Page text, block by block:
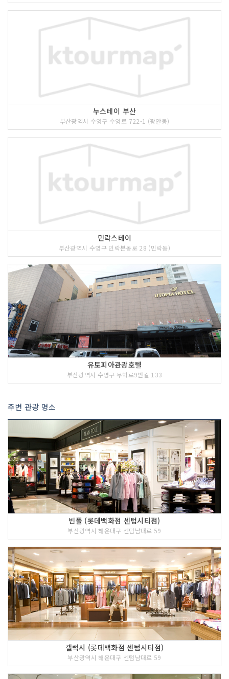
누스테이 부산
부산광역시 수영구 수영로 722-1 (광안동)
민락스테이
부산광역시 수영구 민락본동로 28 (민락동)
유토피아관광호텔
부산광역시 수영구 무학로9번길 133
주변 관광 명소
빈폴 (롯데백화점 센텀시티점)
부산광역시 해운대구 센텀남대로 59
갤럭시 (롯데백화점 센텀시티점)
부산광역시 해운대구 센텀남대로 59